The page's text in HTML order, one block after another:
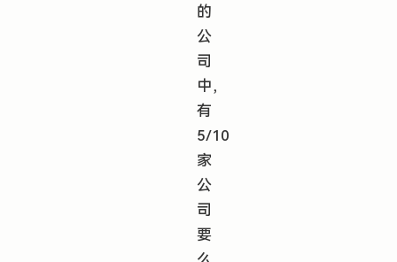
的
公
司
中，
有
5/10
家
公
司
要